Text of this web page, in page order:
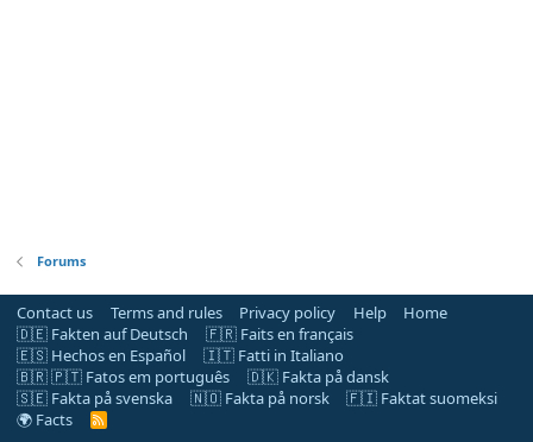
Forums
Contact us Terms and rules Privacy policy Help
Home
🇩🇪 Fakten auf Deutsch
🇫🇷 Faits en français
🇪🇸 Hechos en Español
🇮🇹 Fatti in Italiano
🇧🇷 🇵🇹 Fatos em português
🇩🇰 Fakta på dansk
🇸🇪 Fakta på svenska
🇳🇴 Fakta på norsk
🇫🇮 Faktat suomeksi
🌍 Facts
R